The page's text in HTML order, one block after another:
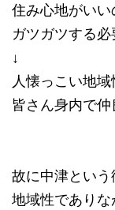
住み心地がいい
ガツガツする必
↓
人懐っこい地
皆さん身内で
故に中津とい
地域性でありな